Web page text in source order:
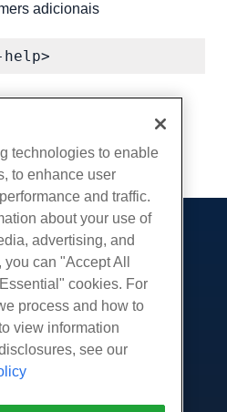
adicionais
cópia de URL
branco
technologies to enable
to enhance user
and traffic.
about your use of
advertising, and
can "Accept All
cookies. For
process and how to
view information
see our